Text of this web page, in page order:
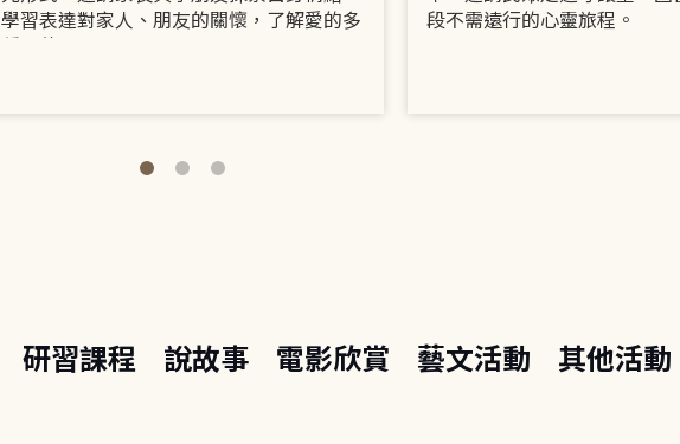
學習表達對家人、朋友的關懷，了解愛的多
段不需遠行的心靈旅程。
研習課程 說故事 電影欣賞 藝文活動 其他活動